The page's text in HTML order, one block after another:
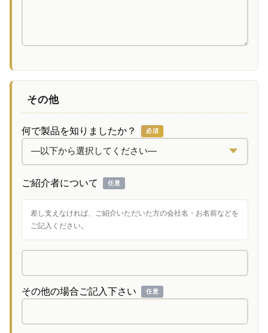
その他
何で製品を知りましたか？ 必須
ご紹介者について 任意
差し支えなければ、ご紹介いただいた方の会社名・お名前などを
ご記入ください。
その他の場合ご記入下さい 任意